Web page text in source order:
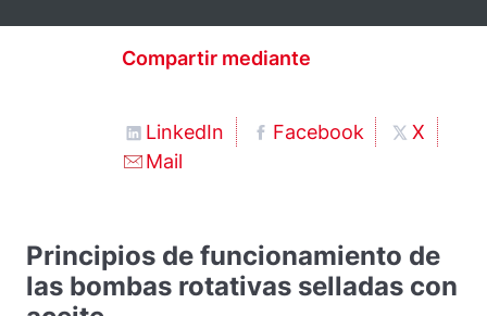
Compartir mediante
LinkedIn Facebook
X
Mail
Principios de funcionamiento de
las bombas rotativas selladas con